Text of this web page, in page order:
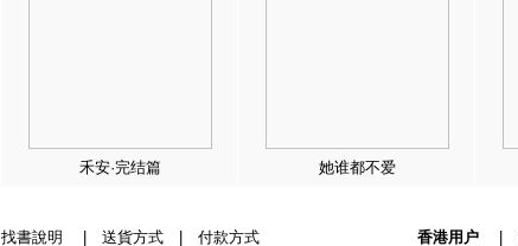
禾安·完结篇 她谁都不爱
找書說明 送貨方式| 付款方式 香港用户|